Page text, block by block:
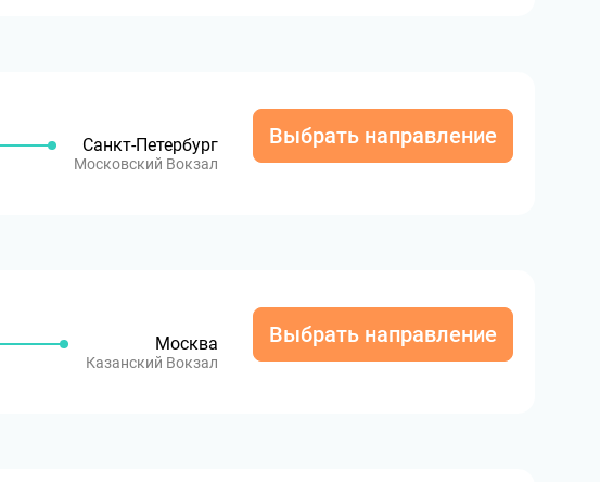
Санкт-Петербург
Московский Вокзал
Выбрать направление
Москва
Казанский Вокзал
Выбрать направление